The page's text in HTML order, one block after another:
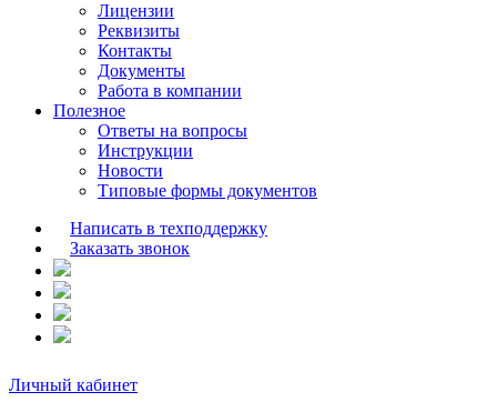
Лицензии
Реквизиты
Контакты
Документы
Работа в компании
Полезное
Ответы на вопросы
Инструкции
Новости
Типовые формы документов
Написать в техподдержку
Заказать звонок
Личный кабинет